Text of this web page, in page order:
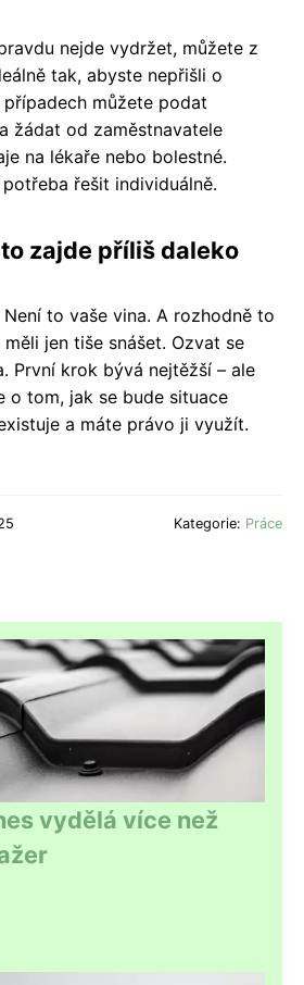
nejde vydržet, můžete z
tak, abyste nepřišli o
můžete podat
žádat od zaměstnavatele
na lékaře nebo bolestné.
řešit individuálně.
zajde příliš daleko
to vaše vina. A rozhodně to
jen tiše snášet. Ozvat se
První krok bývá nejtěžší – ale
o tom, jak se bude situace
a máte právo ji využít.
Kategorie: Práce
vydělá více než